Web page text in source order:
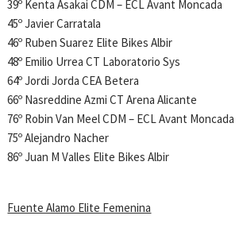
39º Kenta Asakai CDM – ECL Avant Moncada
45º Javier Carratala
46º Ruben Suarez Elite Bikes Albir
48º Emilio Urrea CT Laboratorio Sys
64º Jordi Jorda CEA Betera
66º Nasreddine Azmi CT Arena Alicante
76º Robin Van Meel CDM – ECL Avant Moncada
75º Alejandro Nacher
86º Juan M Valles Elite Bikes Albir
Fuente Alamo Elite Femenina